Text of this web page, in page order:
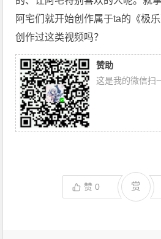
阿宅们就开始创作属于ta的《极
创作过这类视频吗？
赞助
这是我的微信扫
赞0 赏